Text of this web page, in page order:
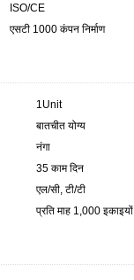
ISO/CE
एसटी 1000 कंपन निर्माण
1Unit
बातचीत योग्य
नंगा
35 काम दिन
एल/सी, टी/टी
प्रति माह 1,000 इकाइयों